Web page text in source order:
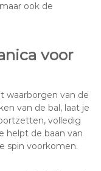
ook de
voor
waarborgen van de
van de bal, laat je
volledig
helpt de baan van
spin voorkomen.